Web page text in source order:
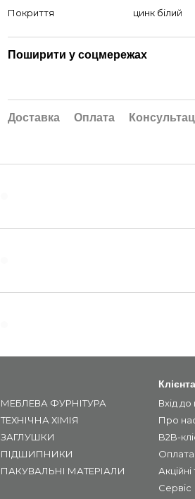
Покриття
цинк білий
Поширити у соцмережах
Доставка Оплата
МЕБЛЕВА ФУРНІТУРА
ТЕХНІЧНА ХІМІЯ
ЗАГЛУШКИ
ПІДШИПНИКИ
ПАКУВАЛЬНІ МАТЕРІАЛИ
Вхід до
Про
B2B-
Оплата
Сервіс